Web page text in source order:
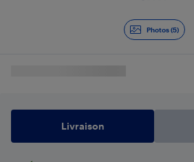
Photos (5)
Livraison